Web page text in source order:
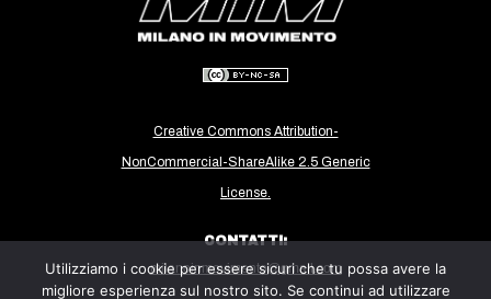
Creative Commons Attribution-
NonCommercial-ShareAlike 2.5 Generic
License.
CONTATTI:
milanoinmovimento@gmail.com
Utilizziamo i cookie per essere sicuri che tu possa avere la
migliore esperienza sul nostro sito. Se continui ad utilizzare